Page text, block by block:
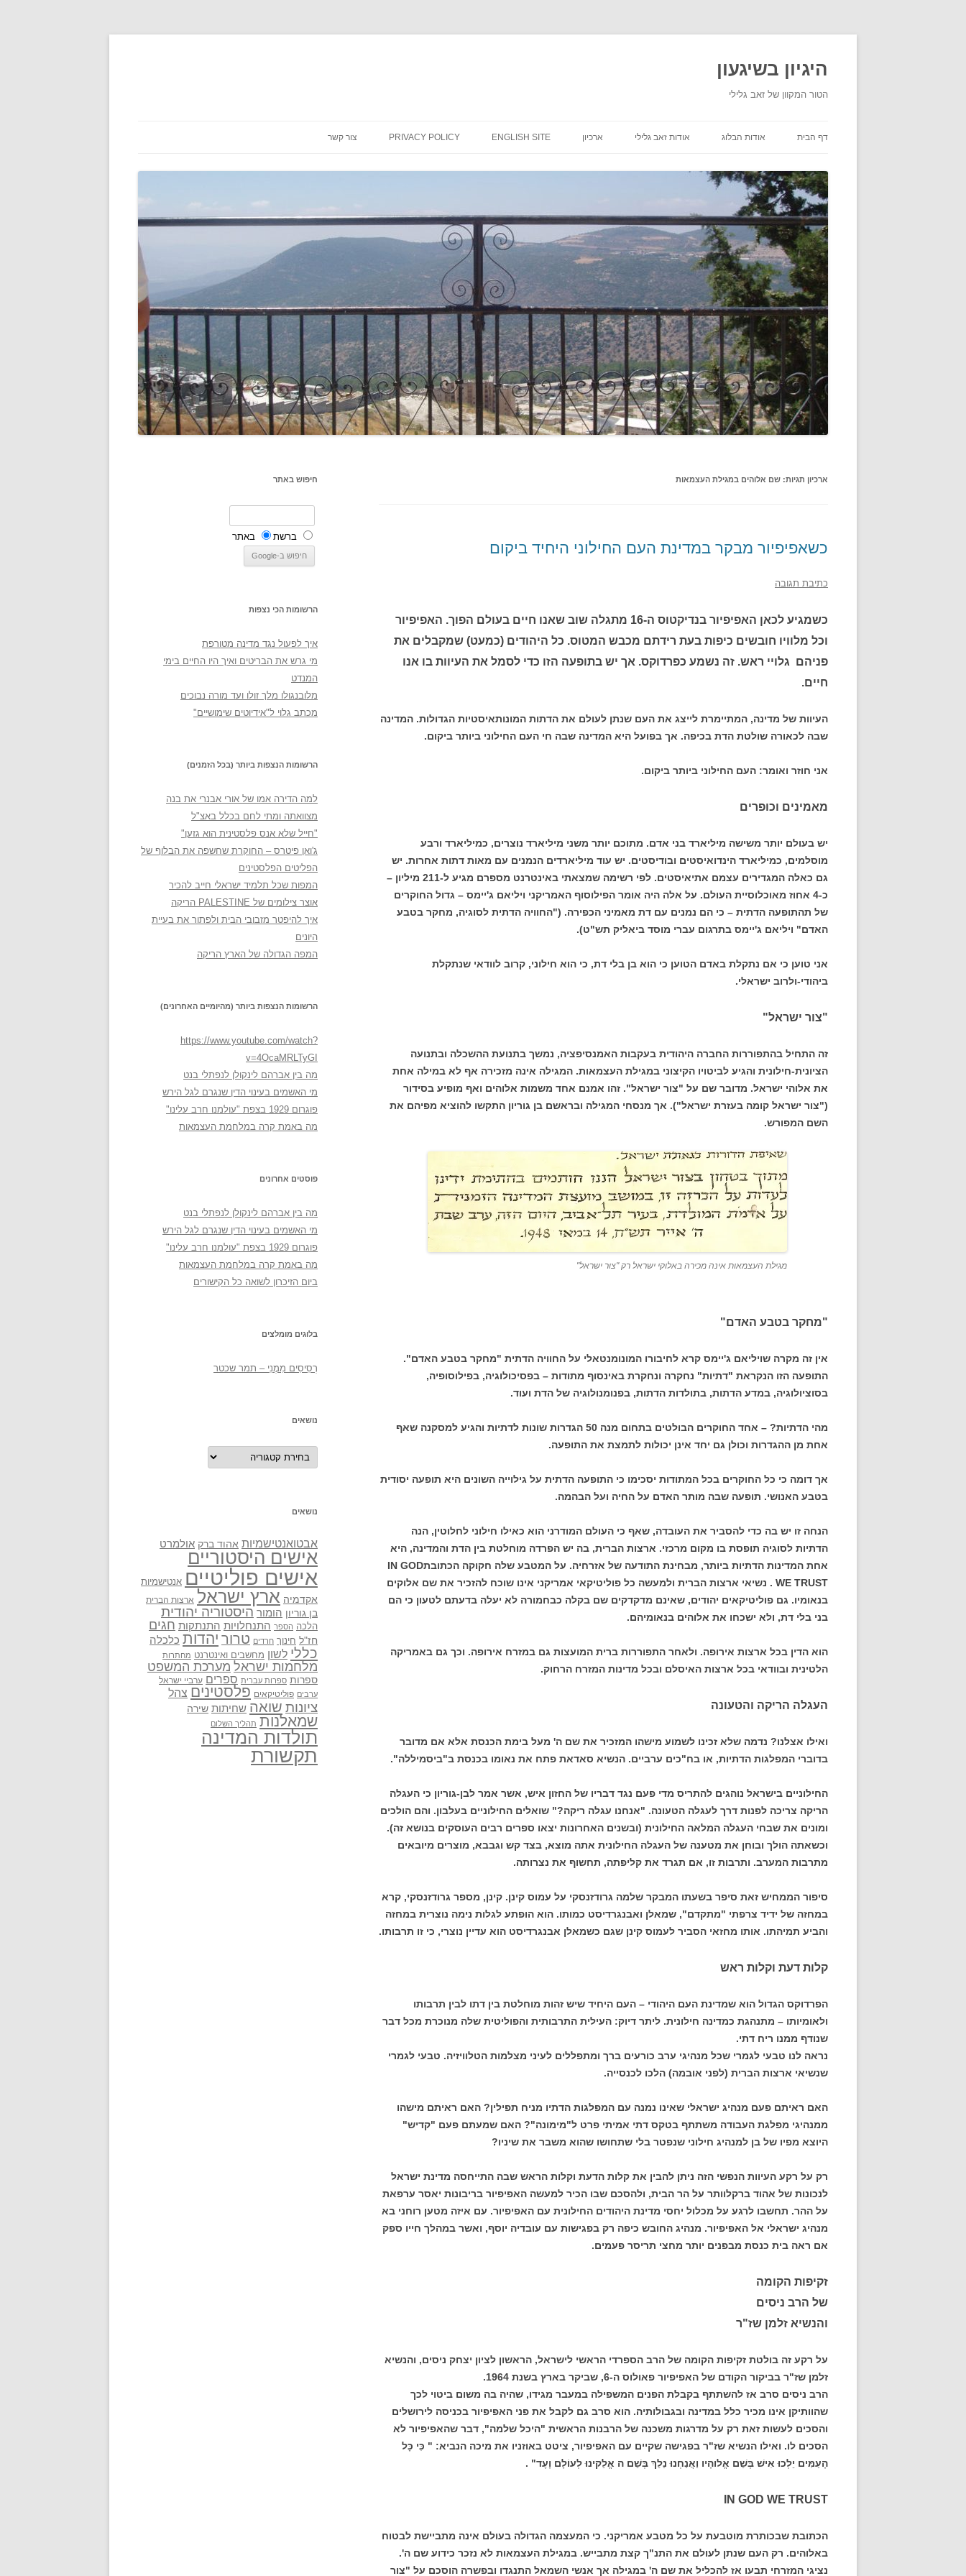
היגיון בשיגעון
הטור המקוון של זאב גלילי
דף הבית אודות הבלוג אודות זאב גלילי ארכיון ENGLISH SITE
PRIVACY POLICY צור קשר
ארכיון תגיות: שם אלוהים במגילת העצמאות
כשאפיפיור מבקר במדינת העם החילוני היחיד ביקום
כתיבת תגובה
כשמגיע לכאן האפיפיור בנדיקטוס ה-16 מתגלה שוב שאנו חיים בעולם הפוך. האפיפיור
וכל מלוויו חובשים כיפות בעת רידתם מכבש המטוס. כל היהודים (כמעט) שמקבלים את
פניהם גלויי ראש. זה נשמע כפרדוקס. אך יש בתופעה הזו כדי לסמל את העיוות בו אנו
חיים.
העיוות של מדינה, המתיימרת לייצג את העם שנתן לעולם את הדתות המונותאיסטיות הגדולות. המדינה
שבה לכאורה שולטת הדת בכיפה. אך בפועל היא המדינה שבה חי העם החילוני ביותר ביקום.
אני חוזר ואומר: העם החילוני ביותר ביקום.
מאמינים וכופרים
יש בעולם יותר משישה מיליארד בני אדם. מתוכם יותר משני מיליארד נוצרים, כמיליארד ורבע
מוסלמים, כמיליארד הינדואיסטים ובודיסטים. יש עוד מיליארדים הנמנים עם מאות דתות אחרות. יש
גם כאלה המגדירים עצמם אתיאיסטים. לפי רשימה שמצאתי באינטרנט מספרם מגיע ל-211 מיליון –
כ-4 אחוז מאוכלוסיית העולם. על אלה היה אומר הפילוסוף האמריקני ויליאם ג'יימס – גדול החוקרים
של תהתופעה הדתית – כי הם נמנים עם דת מאמיני הכפירה. ("החוויה הדתית לסוגיה, מחקר בטבע
האדם" ויליאם ג'יימס בתרגום עברי מוסד ביאליק תש"ט).
אני טוען כי אם נתקלת באדם הטוען כי הוא בן בלי דת, כי הוא חילוני, קרוב לוודאי שנתקלת
ביהודי-ולרוב ישראלי.
"צור ישראל"
זה התחיל בהתפוררות החברה היהודית בעקבות האמנסיפציה, נמשך בתנועת ההשכלה ובתנועה
הציונית-חילונית והגיע לביטויו הקיצוני במגילת העצמאות. המגילה אינה מזכירה אף לא במילה אחת
את אלוהי ישראל. מדובר שם על "צור ישראל". זהו אמנם אחד משמות אלוהים ואף מופיע בסידור
("צור ישראל קומה בעזרת ישראל"). אך מנסחי המגילה ובראשם בן גוריון התקשו להוציא מפיהם את
השם המפורש.
מגילת העצמאות אינה מכירה באלוקי ישראל רק "צור ישראל"
"מחקר בטבע האדם"
אין זה מקרה שויליאם ג'יימס קרא לחיבורו המונומנטאלי על החוויה הדתית "מחקר בטבע האדם".
התופעה הזו הנקראת "דתיות" נחקרה ונחקרת באינסוף מתודות – בפסיכולוגיה, בפילוסופיה,
בסוציולוגיה, במדע הדתות, בתולדות הדתות, בפנומנולוגיה של הדת ועוד.
מהי הדתיות? – אחד החוקרים הבולטים בתחום מנה 50 הגדרות שונות לדתיות והגיע למסקנה שאף
אחת מן ההגדרות וכולן גם יחד אינן יכולות לתמצת את התופעה.
אך דומה כי כל החוקרים בכל המתודות יסכימו כי התופעה הדתית על גילוייה השונים היא תופעה יסודית
בטבע האנושי. תופעה שבה מותר האדם על החיה ועל הבהמה.
הנחה זו יש בה כדי להסביר את העובדה, שאף כי העולם המודרני הוא כאילו חילוני לחלוטין, הנה
הדתיות לסוגיה תופסת בו מקום מרכזי. ארצות הברית, בה יש הפרדה מוחלטת בין הדת והמדינה, היא
אחת המדינות הדתיות ביותר, מבחינת התודעה של אזרחיה. על המטבע שלה חקוקה הכתובתIN GOD
WE TRUST . נשיאי ארצות הברית ולמעשה כל פוליטיקאי אמריקני אינו שוכח להזכיר את שם אלוקים
בנאומיו. גם פוליטיקאים יהודים, שאינם מדקדקים שם בקלה כבחמורה לא יעלה בדעתם לטעון כי הם
בני בלי דת, ולא ישכחו את אלוהים בנאומיהם.
הוא הדין בכל ארצות אירופה. ולאחר התפוררות ברית המועצות גם במזרח אירופה. וכך גם באמריקה
הלטינית ובוודאי בכל ארצות האיסלם ובכל מדינות המזרח הרחוק.
העגלה הריקה והטעונה
ואילו אצלנו? נדמה שלא זכינו לשמוע מישהו המזכיר את שם ה' מעל בימת הכנסת אלא אם מדובר
בדוברי המפלגות הדתיות, או בח"כים ערביים. הנשיא סאדאת פתח את נאומו בכנסת ב"ביסמיללה".
החילוניים בישראל נוהגים להתריס מדי פעם נגד דבריו של החזון איש, אשר אמר לבן-גוריון כי העגלה
הריקה צריכה לפנות דרך לעגלה הטעונה. "אנחנו עגלה ריקה?" שואלים החילוניים בעלבון. והם הולכים
ומונים את שבחי העגלה המלאה החילונית (ובשנים האחרונות יצאו ספרים רבים העוסקים בנושא זה).
וכשאתה הולך ובוחן את מטענה של העגלה החילונית אתה מוצא, בצד קש וגבבא, מוצרים מיובאים
מתרבות המערב. ותרבות זו, אם תגרד את קליפתה, תחשוף את נצרותה.
סיפור הממחיש זאת סיפר בשעתו המבקר שלמה גרודזנסקי על עמוס קינן. קינן, מספר גרודזנסקי, קרא
במחזה של ידיד צרפתי "מתקדם", שמאלן ואבנגרדיסט כמותו. הוא הופתע לגלות נימה נוצרית במחזה
והביע תמיהתו. אותו מחזאי הסביר לעמוס קינן שגם כשמאלן אבנגרדיסט הוא עדיין נוצרי, כי זו תרבותו.
קלות דעת וקלות ראש
הפרדוקס הגדול הוא שמדינת העם היהודי – העם היחיד שיש זהות מוחלטת בין דתו לבין תרבותו
ולאומיותו – מתנהגת כמדינה חילונית. ליתר דיוק: העילית התרבותית והפוליטית שלה מנוכרת מכל דבר
שנודף ממנו ריח דתי.
נראה לנו טבעי לגמרי שכל מנהיגי ערב כורעים ברך ומתפללים לעיני מצלמות הטלוויזיה. טבעי לגמרי
שנשיאי ארצות הברית (לפני אובמה) הלכו לכנסייה.
האם ראיתם פעם מנהיג ישראלי שאינו נמנה עם המפלגות הדתיו מניח תפילין? האם ראיתם מישהו
ממנהיגי מפלגת העבודה משתתף בטקס דתי אמיתי פרט ל"מימונה"? האם שמעתם פעם "קדיש"
היוצא מפיו של בן למנהיג חילוני שנפטר בלי שתחושו שהוא משבר את שיניו?
רק על רקע העיוות הנפשי הזה ניתן להבין את קלות הדעת וקלות הראש שבה התייחסה מדינת ישראל
לנכונות של אהוד ברקלוותר על הר הבית, ולהסכם שבו הכיר למעשה האפיפיור בריבונות יאסר ערפאת
על ההר. תחשבו לרגע על מכלול יחסי מדינת היהודים החילונית עם האפיפיור. עם איזה מטען רוחני בא
מנהיג ישראלי אל האפיפיור. מנהיג החובש כיפה רק בפגישות עם עובדיה יוסף, ואשר במהלך חייו ספק
אם ראה בית כנסת מבפנים יותר מחצי תריסר פעמים.
זקיפות הקומה
של הרב ניסים
והנשיא זלמן שז"ר
על רקע זה בולטת זקיפות הקומה של הרב הספרדי הראשי לישראל, הראשון לציון יצחק ניסים, והנשיא
זלמן שז"ר בביקור הקודם של האפיפיור פאולוס ה-6, שביקר בארץ בשנת 1964.
הרב ניסים סרב אז להשתתף בקבלת הפנים המשפילה במעבר מגידו, שהיה בה משום ביטוי לכך
שהוותיקן אינו מכיר כלל במדינה ובגבולותיה. הוא סרב גם לקבל את פני האפיפיור בכניסה לירושלים
והסכים לעשות זאת רק על מדרגות משכנה של הרבנות הראשית "היכל שלמה", דבר שהאפיפיור לא
הסכים לו. ואילו הנשיא שז"ר בפגישה שקיים עם האפיפיור, ציטט באוזניו את מיכה הנביא: " כִּי כָּל
הָעַמִּים יֵלְכוּ אִישׁ בְּשֵׁם אֱלוהָיו וַאֲנַחְנוּ נֵלֵךְ בְּשֵׁם ה אֱלֵקינוּ לְעוֹלָם וָעֶד" .
IN GOD WE TRUST
הכתובת שבכותרת מוטבעת על כל מטבע אמריקני. כי המעצמה הגדולה בעולם אינה מתביישת לבטוח
באלוהים. רק העם שנתן לעולם את התנ"ך קצת מתבייש. במגילת העצמאות לא נזכר כידוע שם ה'.
נציגי המזרחי תבעו אז להכליל את שם ה' במגילה אך אנשי השמאל התנגדו ובפשרה הוסכם על "צור
חיפוש באתר
ברשת באתר
הרשומות הכי נצפות
איך לפעול נגד מדינה מטורפת
מי גרש את הבריטים ואיך היו החיים בימי
המנדט
מלובנגולו מלך זולו ועד מורה נבוכים
מכתב גלוי ל"אידיוטים שימושיים"
הרשומות הנצפות ביותר (בכל הזמנים)
למה הדירה אמו של אורי אבנרי את בנה
מצוואתה ומתי לחם בכלל באצ"ל
"חייל שלא אנס פלסטינית הוא גזען"
ג'ואן פיטרס – החוקרת שחשפה את הבלוף של
הפליטים הפלסטינים
המפות שכל תלמיד ישראלי חייב להכיר
אוצר צילומים של PALESTINE הריקה
איך להיפטר מזבובי הבית ולפתור את בעיית
היונים
המפה הגדולה של הארץ הריקה
הרשומות הנצפות ביותר (מהיומיים האחרונים)
https://www.youtube.com/watch?
v=4OcaMRLTyGI
מה בין אברהם לינקולן לנפתלי בנט
מי האשמים בעינוי הדין שנגרם לגל הירש
פוגרום 1929 בצפת "עולמנו חרב עלינו"
מה באמת קרה במלחמת העצמאות
פוסטים אחרונים
מה בין אברהם לינקולן לנפתלי בנט
מי האשמים בעינוי הדין שנגרם לגל הירש
פוגרום 1929 בצפת "עולמנו חרב עלינו"
מה באמת קרה במלחמת העצמאות
ביום הזיכרון לשואה כל הקישורים
בלוגים מומלצים
רְסִיסִים מִמֶנִי – תמר שכטר
נושאים
נושאים
נושאים
אבטואנטישמיות אהוד ברק אולמרט
אישים היסטוריים
אישים פוליטיים אנטישמיות
אקדמיה ארץ ישראל ארצות הברית
בן גוריון הומור היסטוריה יהודית
הלכה הספר התנחלויות התנתקות חגים
חז"ל חינוך חרדים טרור יהדות כלכלה
כללי לשון מחשבים ואינטרנט מחתרות
מלחמות ישראל מערכת המשפט
ספרות ספרות עברית ספרים ערביי ישראל
ערבים פוליטיקאים פלסטינים צהל
ציונות שואה שחיתות שירה
שמאלנות תהליך השלום
תולדות המדינה
תקשורת